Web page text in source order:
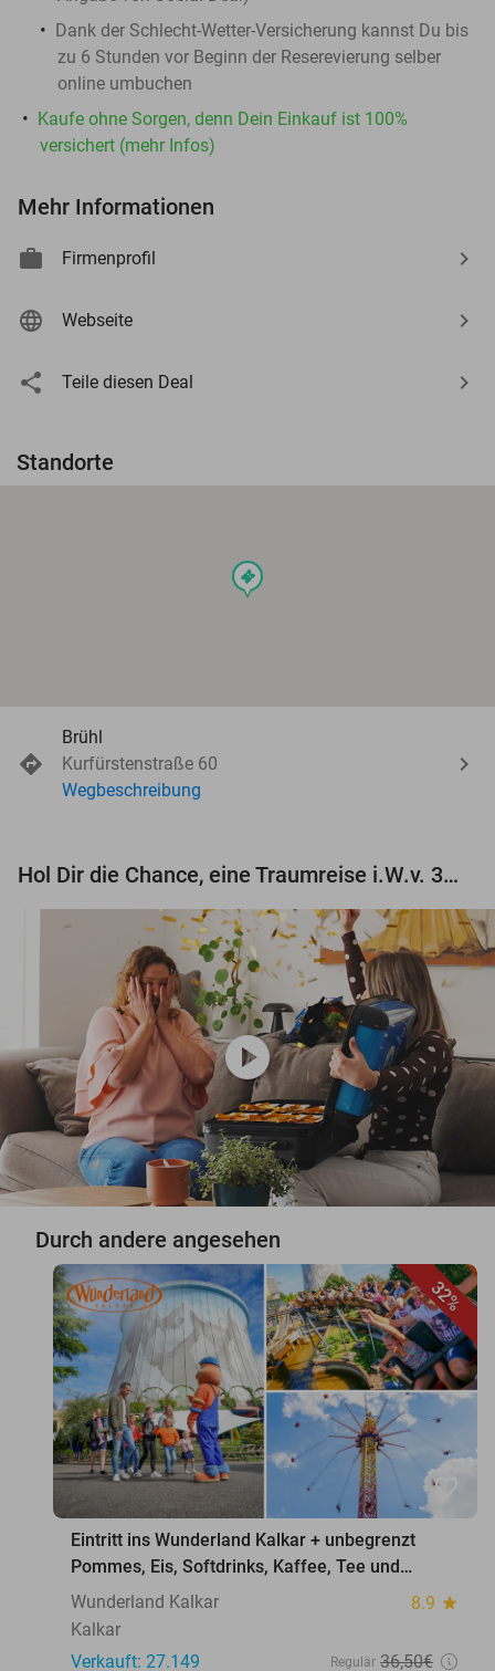
Dank der Schlecht-Wetter-Versicherung kannst Du bis
zu 6 Stunden vor Beginn der Reserevierung selber
online umbuchen
Kaufe ohne Sorgen, denn Dein Einkauf ist 100%
versichert (mehr Infos)
Mehr Informationen
Firmenprofil
Webseite
Teile diesen Deal
Standorte
events
Brühl
Kurfürstenstraße 60
Wegbeschreibung
Hol Dir die Chance, eine Traumreise i.W.v. 3.000 € zu gewinnen!
play_circle
Durch andere angesehen
32%
favorite_border
Eintritt ins Wunderland Kalkar + unbegrenzt
Pommes, Eis, Softdrinks, Kaffee, Tee und
Softeis
Wunderland Kalkar 8.9 star
Kalkar
Verkauft: 27.149
Regulär 36,50€